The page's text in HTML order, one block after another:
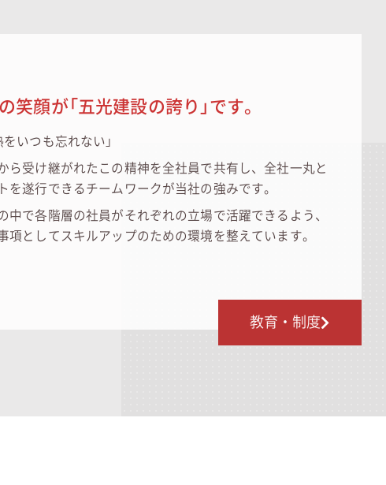
笑顔が「五光建設の誇り」です。
いつも忘れない」
ら受け継がれたこの精神を全社員で共有し、全社一丸と
を遂行できるチームワークが当社の強みです。
中で各階層の社員がそれぞれの立場で活躍できるよう、
項としてスキルアップのための環境を整えています。
教育・制度